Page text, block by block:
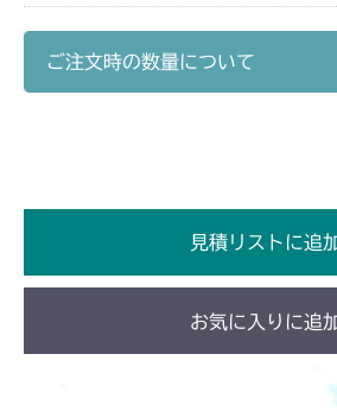
フロントデフ FIG4 ナ
フロントデフ FIG4 ナ
CMX2402HC
フロントデフ FIG4 ナッ
CMX2404HC/V/S
フロントデフ FIG4 ナッ
ご注文時の数量について
見積リストに追
お気に入りに追